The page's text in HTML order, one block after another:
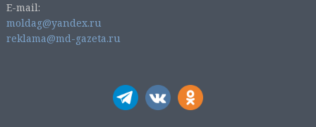
E-mail:
moldag@yandex.ru
reklama@md-gazeta.ru